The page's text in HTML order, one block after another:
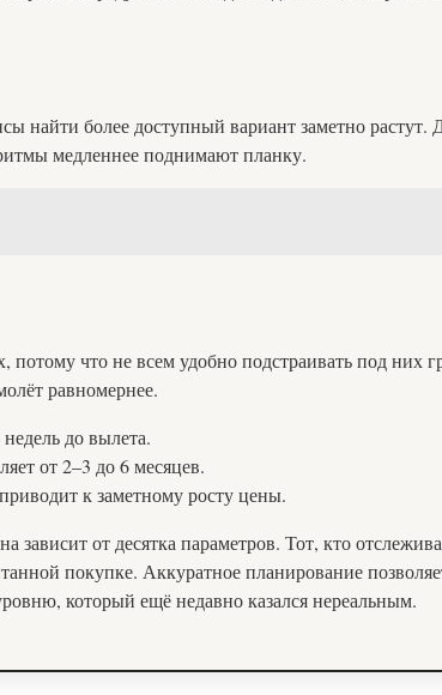
найти более доступный вариант заметно
медленнее поднимают планку.
что не всем удобно подстраивать под них
равномернее.
до вылета.
от 2–3 до 6 месяцев.
к заметному росту цены.
зависит от десятка параметров. Тот, кто
покупке. Аккуратное планирование
который ещё недавно казался нереальным.